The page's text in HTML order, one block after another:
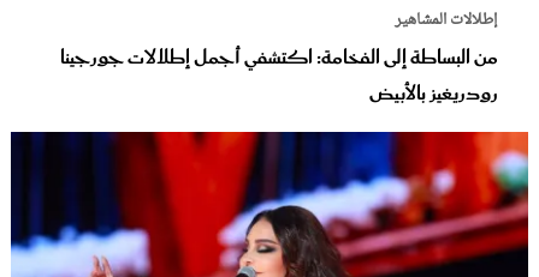
إطلالات المشاهير
من البساطة إلى الفخامة: اكتشفي أجمل إطلالات جورجينا
رودريغيز بالأبيض